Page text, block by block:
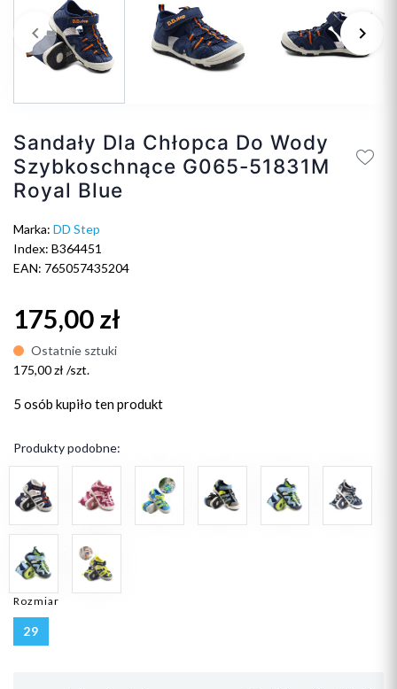
Poprzedni
keyboard_arrow_left keyboard_arrow_right
Sandały Dla Chłopca Do Wody
Szybkoschnące G065-51831M
Royal Blue
Marka: DD Step
Index: B364451
EAN: 765057435204
175,00 zł
Ostatnie sztuki
175,00 zł /szt.
5 osób kupiło ten produkt
Produkty podobne:
Rozmiar
29